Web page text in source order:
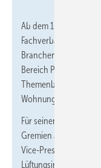
Ab dem 1. März 2025
Fachverbandes
Branchenexperte und
Bereich Politik,
Themenbereichen
Wohnungslüftung und
Für seinen bisherigen
Gremien auch in
Vice-President des
Lüftungsindustrie